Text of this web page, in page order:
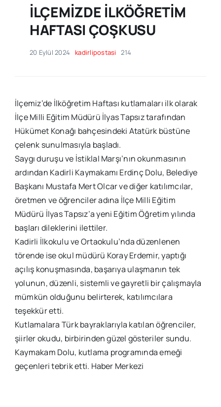
İLÇEMİZDE İLKÖĞRETİM
HAFTASI ÇOŞKUSU
20 Eylül 2024 kadirlipostasi 214
İlçemiz’de İlköğretim Haftası kutlamaları ilk olarak
İlçe Milli Eğitim Müdürü İlyas Tapsız tarafından
Hükümet Konağı bahçesindeki Atatürk büstüne
çelenk sunulmasıyla başladı.
Saygı duruşu ve İstiklal Marşı’nın okunmasının
ardından Kadirli Kaymakamı Erdinç Dolu, Belediye
Başkanı Mustafa Mert Olcar ve diğer katılımcılar,
öretmen ve öğrenciler adına İlçe Milli Eğitim
Müdürü İlyas Tapsız’a yeni Eğitim Öğretim yılında
başları dileklerini ilettiler.
Kadirli İlkokulu ve Ortaokulu’nda düzenlenen
törende ise okul müdürü Koray Erdemir, yaptığı
açılış konuşmasında, başarıya ulaşmanın tek
yolunun, düzenli, sistemli ve gayretli bir çalışmayla
mümkün olduğunu belirterek, katılımcılara
teşekkür etti.
Kutlamalara Türk bayraklarıyla katılan öğrenciler,
şiirler okudu, birbirinden güzel gösteriler sundu.
Kaymakam Dolu, kutlama programında emeği
geçenleri tebrik etti. Haber Merkezi